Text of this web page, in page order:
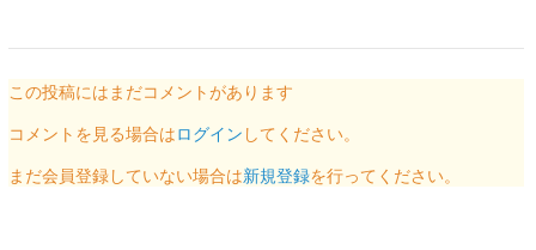
この投稿にはまだコメントがあります
コメントを見る場合はログイン してください。
まだ会員登録していない場合は新規登録を行ってください。